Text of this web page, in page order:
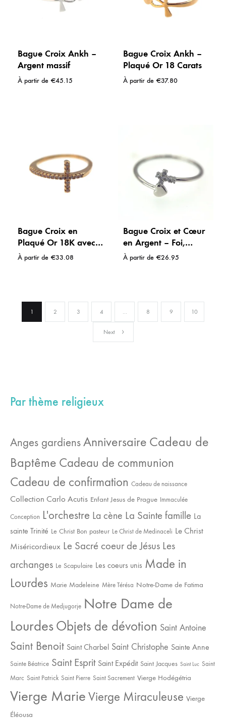
Bague Croix Ankh –
Argent massif
À partir de €45.15
Bague Croix Ankh –
Plaqué Or 18 Carats
À partir de €37.80
Bague Croix en
Plaqué Or 18K avec
Cristaux – Bijou
À partir de €33.08
Bague Croix et Cœur
en Argent – Foi,
Amour et Lumière
À partir de €26.95
1 2 3 4 … 8 9 10
Next
Par thème religieux
Anges gardiensAnniversaire Cadeau de
Baptême Cadeau de communion
Cadeau de confirmation Cadeau de naissance
Collection Carlo Acutis Enfant Jesus de Prague Immaculée
Conception L'orchestre La cène La Sainte famille La
sainte Trinité Le Christ Bon pasteur Le Christ de Medinaceli Le Christ
Miséricordieux Le Sacré coeur de Jésus Les
archanges Le Scapulaire Les coeurs unis Made in
Lourdes Marie Madeleine Mère Térésa Notre-Dame de Fatima
Notre-Dame de Medjugorje Notre Dame de
LourdesObjets de dévotion Saint Antoine
Saint Benoit Saint Charbel Saint Christophe Sainte Anne
Sainte Béatrice Saint Esprit Saint Expédit Saint Jacques Saint Luc Saint
Marc Saint Patrick Saint Pierre Saint Sacrement Vierge Hodégétria
Vierge Marie Vierge Miraculeuse Vierge
Éléousa